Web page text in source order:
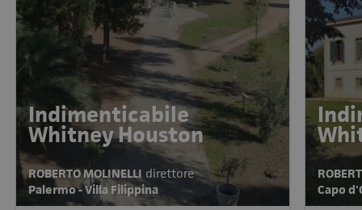
Indimenticabile
Whitney Houston
ROBERTO MOLINELLI direttore
Palermo - Villa Filippina
Capo